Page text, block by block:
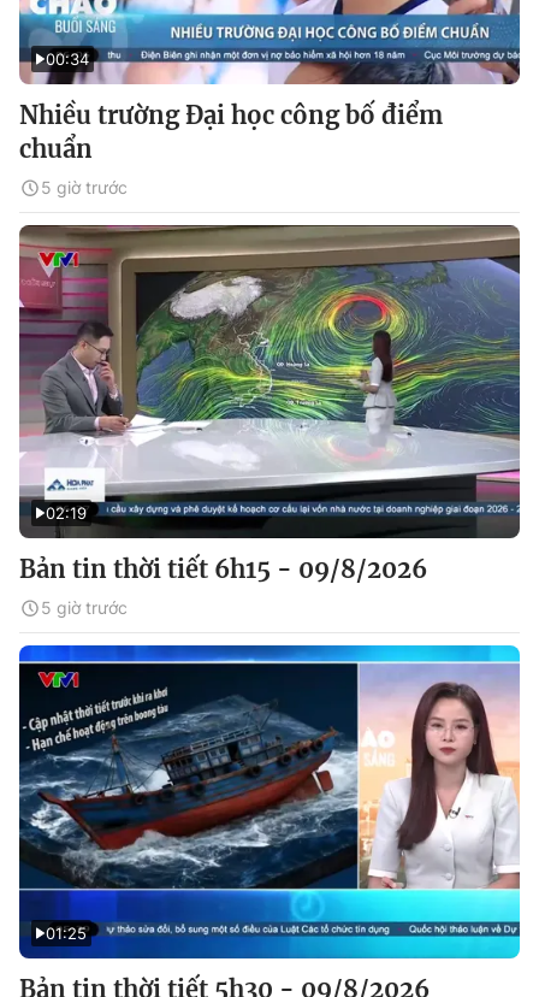
00:34
Nhiều trường Đại học công bố điểm
chuẩn
5 giờ trước
02:19
Bản tin thời tiết 6h15 - 09/8/2026
5 giờ trước
01:25
Bản tin thời tiết 5h30 - 09/8/2026